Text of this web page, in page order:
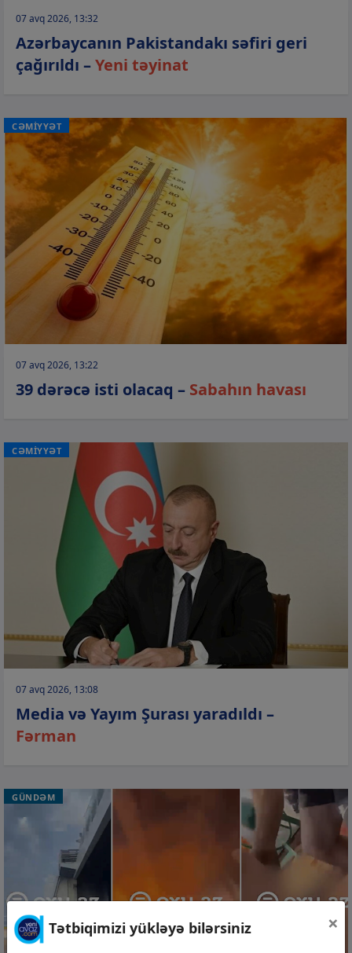
07 avq 2026, 13:32
Azərbaycanın Pakistandakı səfiri geri
çağırıldı –Yeni təyinat
CƏMİYYƏT
07 avq 2026, 13:22
39 dərəcə isti olacaq – Sabahın havası
CƏMİYYƏT
07 avq 2026, 13:08
Media və Yayım Şurası yaradıldı –
Fərman
GÜNDƏM
Tətbiqimizi yükləyə bilərsiniz ×